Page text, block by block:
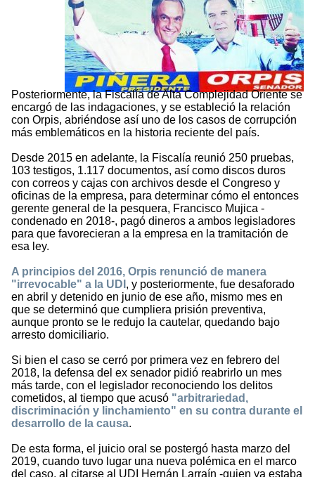
Posteriormente, la Fiscalía de Alta Complejidad Oriente se
encargó de las indagaciones, y se estableció la relación
con Orpis, abriéndose así uno de los casos de corrupción
más emblemáticos en la historia reciente del país.
Desde 2015 en adelante, la Fiscalía reunió 250 pruebas,
103 testigos, 1.117 documentos, así como discos duros
con correos y cajas con archivos desde el Congreso y
oficinas de la empresa, para determinar cómo el entonces
gerente general de la pesquera, Francisco Mujica -
condenado en 2018-, pagó dineros a ambos legisladores
para que favorecieran a la empresa en la tramitación de
esa ley.
A principios del 2016, Orpis renunció de manera
"irrevocable" a la UDI , y posteriormente, fue desaforado
en abril y detenido en junio de ese año, mismo mes en
que se determinó que cumpliera prisión preventiva,
aunque pronto se le redujo la cautelar, quedando bajo
arresto domiciliario.
Si bien el caso se cerró por primera vez en febrero del
2018, la defensa del ex senador pidió reabrirlo un mes
más tarde, con el legislador reconociendo los delitos
cometidos, al tiempo que acusó "arbitrariedad,
discriminación y linchamiento" en su contra durante el
desarrollo de la causa.
De esta forma, el juicio oral se postergó hasta marzo del
2019, cuando tuvo lugar una nueva polémica en el marco
del caso, al citarse al UDI Hernán Larraín -quien ya estaba